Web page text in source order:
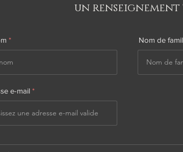
un renseignement
Nom de
e-mail